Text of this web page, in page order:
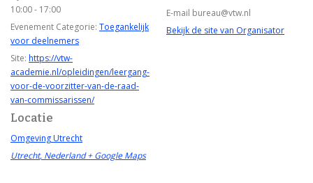
10:00 - 17:00
Evenement Categorie: Toegankelijk
voor deelnemers
Site: https://vtw-
academie.nl/opleidingen/leergang-
voor-de-voorzitter-van-de-raad-
van-commissarissen/
Locatie
Omgeving Utrecht
Utrecht, Nederland + Google Maps
E-mail bureau@vtw.nl
Bekijk de site van Organisator